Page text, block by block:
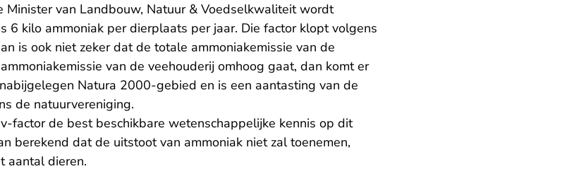
Minister van Landbouw, Natuur & Voedselkwaliteit wordt
6 kilo ammoniak per dierplaats per jaar. Die factor klopt volgens
is ook niet zeker dat de totale ammoniakemissie van de
van de veehouderij omhoog gaat, dan komt er
Natura 2000-gebied en is een aantasting van de
de natuurvereniging.
factor de best beschikbare wetenschappelijke kennis op dit
berekend dat de uitstoot van ammoniak niet zal toenemen,
aantal dieren.